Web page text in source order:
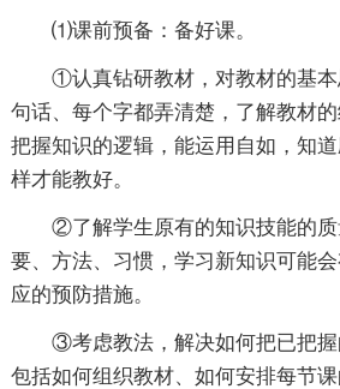
⑴课前预备：备好课。
①认真钻研教材，对教材的基本
句话、每个字都弄清楚，了解教材
把握知识的逻辑，能运用自如，知
样才能教好。
②了解学生原有的知识技能的质
要、方法、习惯，学习新知识可能
应的预防措施。
③考虑教法，解决如何把已把握
包括如何组织教材、如何安排每节课